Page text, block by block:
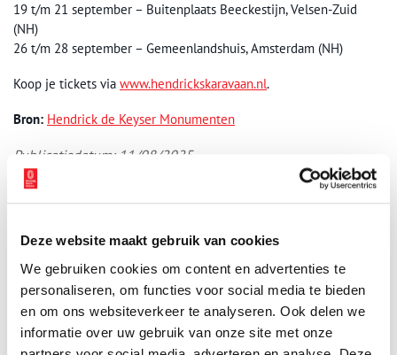
Deze website maakt gebruik van cookies
We gebruiken cookies om content en advertenties te
personaliseren, om functies voor social media te bieden
en om ons websiteverkeer te analyseren. Ook delen we
informatie over uw gebruik van onze site met onze
19 t/m 21 september – Buitenplaats Beeckestijn, Velsen-Zuid
(NH)
26 t/m 28 september – Gemeenlandshuis, Amsterdam (NH)
Koop je tickets via www.hendrickskaravaan.nl.
Bron: Hendrick de Keyser Monumenten
Publicatiedatum: 11/08/2025
Ontvang de nieuwsbrief
Wilt u op de hoogte blijven van de mooiste verhalen en het
laatste erfgoednieuws? Schrijf u dan nu in voor onze
wekelijkse nieuwsbrief!